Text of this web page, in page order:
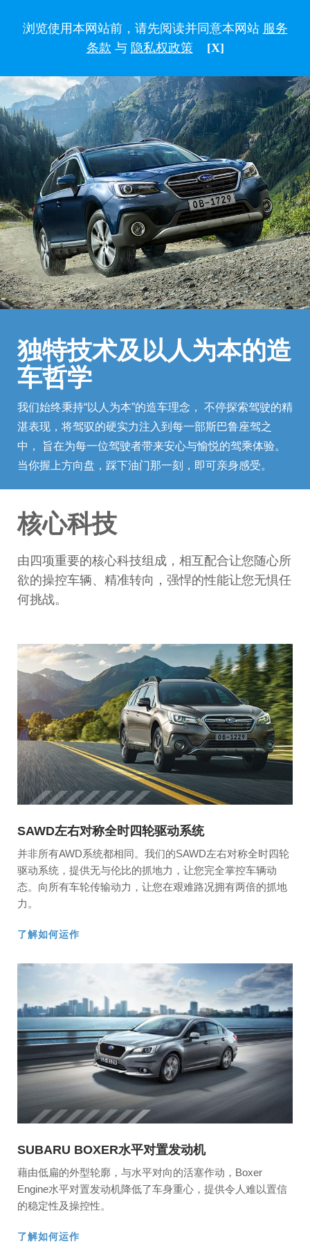
浏览使用本网站前，请先阅读并同意本网站 服务
条款 与 隐私权政策 [X]
独特技术及以人为本的造
车哲学
我们始终秉持“以人为本”的造车理念， 不停探索驾驶的精
湛表现，将驾驭的硬实力注入到每一部斯巴鲁座驾之
中， 旨在为每一位驾驶者带来安心与愉悦的驾乘体验。
当你握上方向盘，踩下油门那一刻，即可亲身感受。
核心科技
由四项重要的核心科技组成，相互配合让您随心所
欲的操控车辆、精准转向，强悍的性能让您无惧任
何挑战。
SAWD左右对称全时四轮驱动系统
并非所有AWD系统都相同。我们的SAWD左右对称全时四轮
驱动系统，提供无与伦比的抓地力，让您完全掌控车辆动
态。向所有车轮传输动力，让您在艰难路况拥有两倍的抓地
力。
了解如何运作
SUBARU BOXER水平对置发动机
藉由低扁的外型轮廓，与水平对向的活塞作动，Boxer
Engine水平对置发动机降低了车身重心，提供令人难以置信
的稳定性及操控性。
了解如何运作